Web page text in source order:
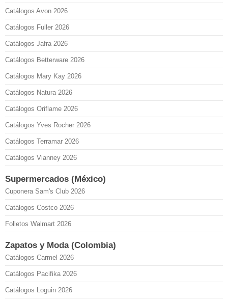
Catálogos Avon 2026
Catálogos Fuller 2026
Catálogos Jafra 2026
Catálogos Betterware 2026
Catálogos Mary Kay 2026
Catálogos Natura 2026
Catálogos Oriflame 2026
Catálogos Yves Rocher 2026
Catálogos Terramar 2026
Catálogos Vianney 2026
Supermercados (México)
Cuponera Sam's Club 2026
Catálogos Costco 2026
Folletos Walmart 2026
Zapatos y Moda (Colombia)
Catálogos Carmel 2026
Catálogos Pacifika 2026
Catálogos Loguin 2026